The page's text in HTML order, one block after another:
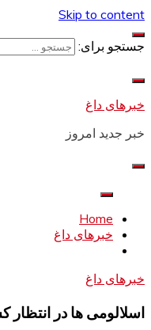
Skip to content
جستجو برای:
خبرهای داغ
خبر جدید امروز
Home
خبرهای داغ
خبرهای داغ
اسلالومی ها در